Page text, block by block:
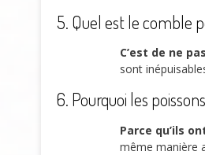
5. Quel est le comble
C’est de ne
sont
6. Pourquoi les
Parce qu’ils
même manière